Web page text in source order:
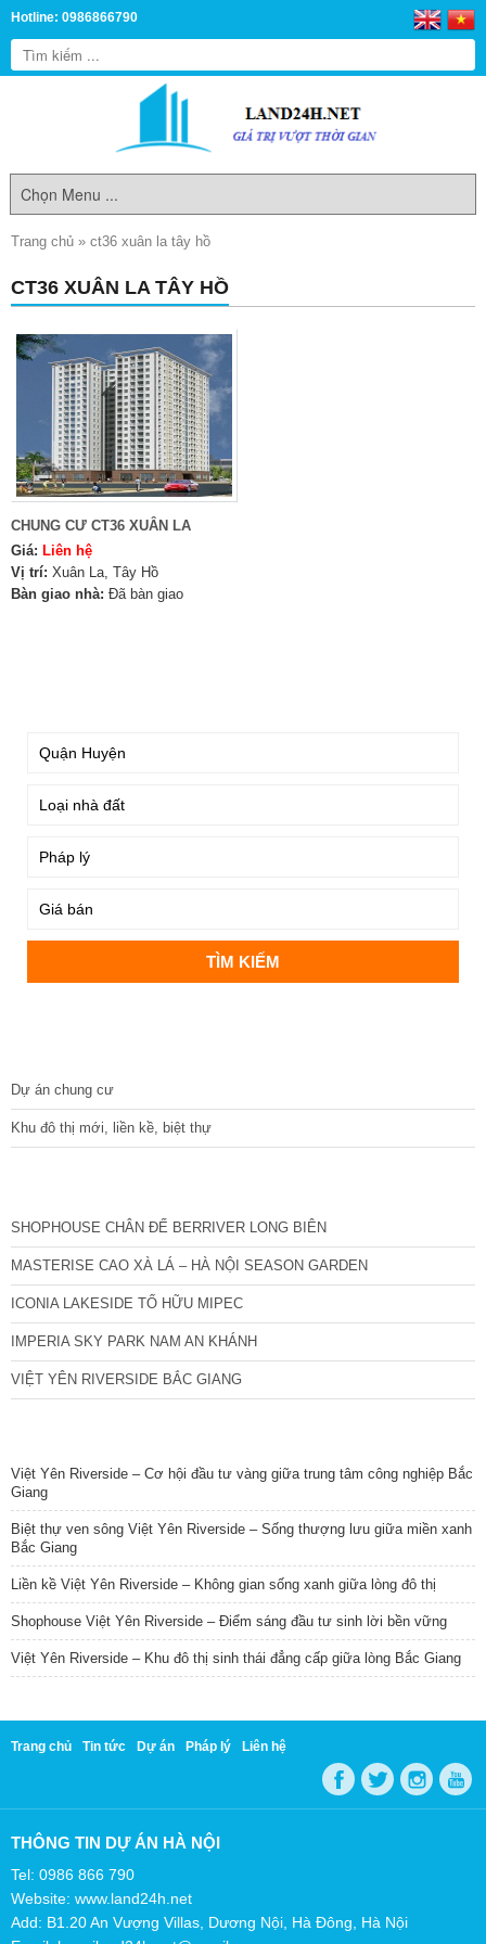
Hotline: 0986866790
Trang chủ » ct36 xuân la tây hồ
CT36 XUÂN LA TÂY HỒ
CHUNG CƯ CT36 XUÂN LA
Giá: Liên hệ
Vị trí: Xuân La, Tây Hồ
Bàn giao nhà: Đã bàn giao
Dự án chung cư
Khu đô thị mới, liền kề, biệt thự
SHOPHOUSE CHÂN ĐẾ BERRIVER LONG BIÊN
MASTERISE CAO XÀ LÁ – HÀ NỘI SEASON GARDEN
ICONIA LAKESIDE TỐ HỮU MIPEC
IMPERIA SKY PARK NAM AN KHÁNH
VIỆT YÊN RIVERSIDE BẮC GIANG
Việt Yên Riverside – Cơ hội đầu tư vàng giữa trung tâm công nghiệp Bắc
Giang
Biệt thự ven sông Việt Yên Riverside – Sống thượng lưu giữa miền xanh
Bắc Giang
Liền kề Việt Yên Riverside – Không gian sống xanh giữa lòng đô thị
Shophouse Việt Yên Riverside – Điểm sáng đầu tư sinh lời bền vững
Việt Yên Riverside – Khu đô thị sinh thái đẳng cấp giữa lòng Bắc Giang
Trang chủ Tin tức Dự án Pháp lý Liên hệ
THÔNG TIN DỰ ÁN HÀ NỘI
Tel: 0986 866 790
Website: www.land24h.net
Add: B1.20 An Vượng Villas, Dương Nội, Hà Đông, Hà Nội